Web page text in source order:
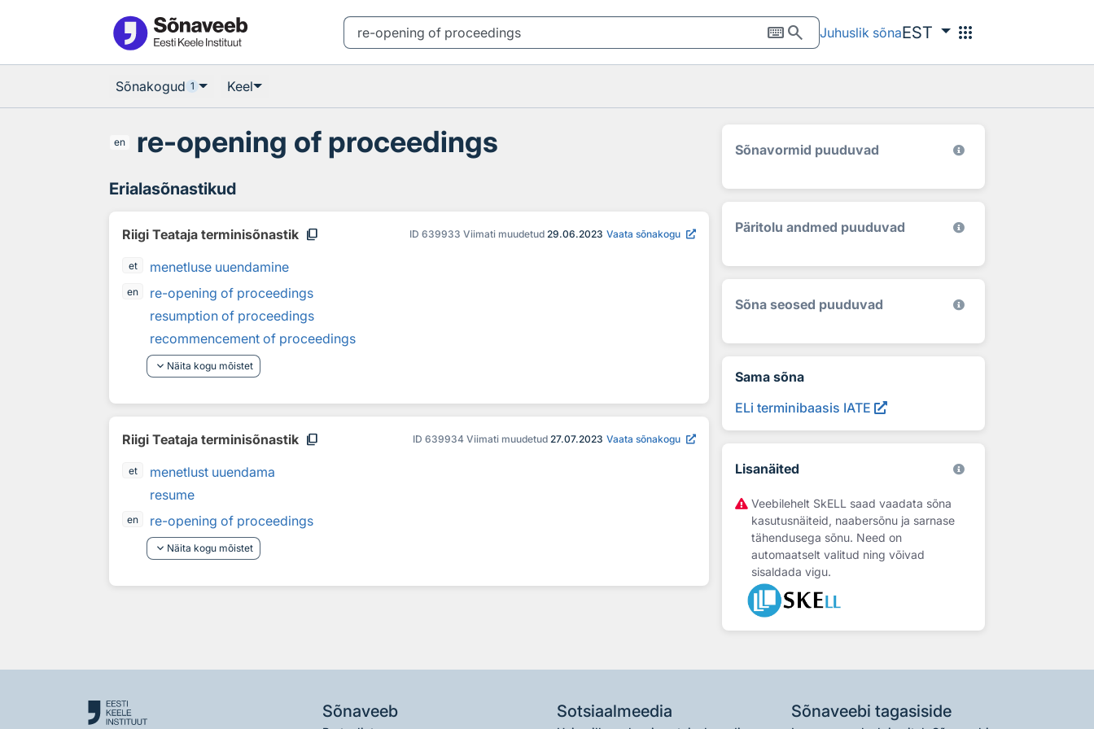
keyboardsearch Juhuslik sõnaEST apps
Sõnakogud 1 Keel
en re-opening of proceedings
Erialasõnastikud
Riigi Teataja terminisõnastik content_copy ID 639933 Viimati muudetud 29.06.2023 Vaata sõnakogu
et menetluse uuendamine
en
re-opening of proceedings
resumption of proceedings
recommencement of proceedings
keyboard_arrow_down Näita kogu mõistet
Riigi Teataja terminisõnastik content_copy ID 639934 Viimati muudetud 27.07.2023 Vaata sõnakogu
et
menetlust uuendama
resume
en
re-opening of proceedings
keyboard_arrow_down Näita kogu mõistet
Sõnavormid puuduvad
Päritolu andmed puuduvad
Sõna seosed puuduvad
Sama sõna
ELi terminibaasis IATE
Lisanäited
Veebilehelt SkELL saad vaadata sõna
kasutusnäiteid, naabersõnu ja sarnase
tähendusega sõnu. Need on
automaatselt valitud ning võivad
sisaldada vigu.
Sõnaveeb Sotsiaalmeedia Sõnaveebi tagasiside